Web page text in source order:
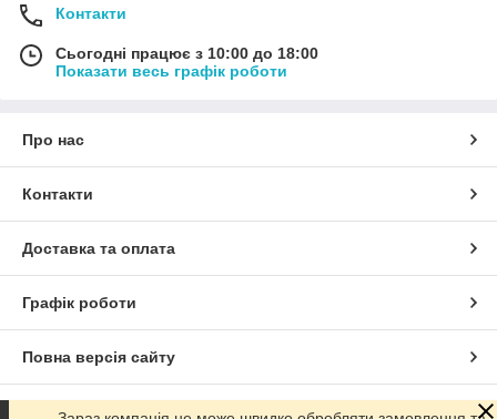
Контакти
Сьогодні працює з 10:00 до 18:00
Показати весь графік роботи
Про нас
Контакти
Доставка та оплата
Графік роботи
Повна версія сайту
Сайт створено на маркетплейсі Prom.ua